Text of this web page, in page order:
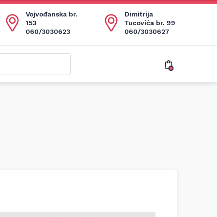
Vojvođanska br.
153
060/3030623
Dimitrija
Tucovića br. 99
060/3030627